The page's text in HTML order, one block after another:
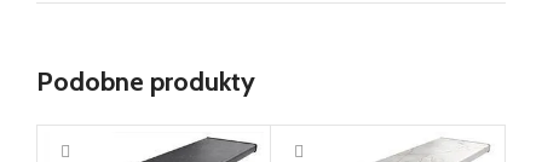
Podobne produkty